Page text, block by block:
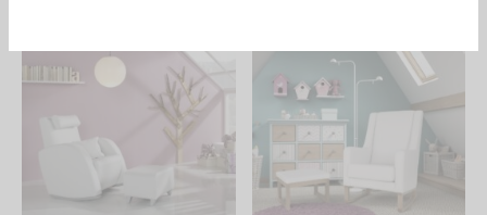
349,00€
hasta
409,00€
459,00€
hasta
469,00€